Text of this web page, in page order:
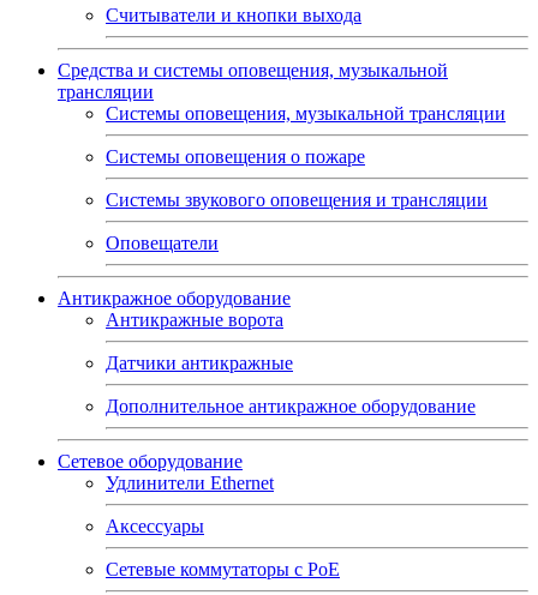
Считыватели и кнопки выхода
Средства и системы оповещения, музыкальной
трансляции
Системы оповещения, музыкальной трансляции
Системы оповещения о пожаре
Системы звукового оповещения и трансляции
Оповещатели
Антикражное оборудование
Антикражные ворота
Датчики антикражные
Дополнительное антикражное оборудование
Сетевое оборудование
Удлинители Ethernet
Аксессуары
Сетевые коммутаторы с РоЕ